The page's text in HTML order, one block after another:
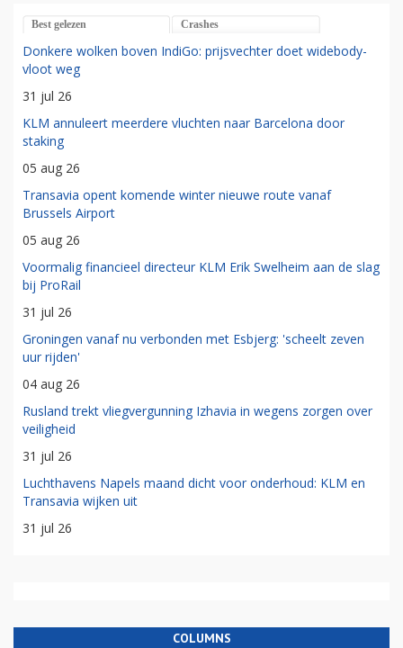
Best gelezen Crashes
Donkere wolken boven IndiGo: prijsvechter doet widebody-
vloot weg
31 jul 26
KLM annuleert meerdere vluchten naar Barcelona door
staking
05 aug 26
Transavia opent komende winter nieuwe route vanaf
Brussels Airport
05 aug 26
Voormalig financieel directeur KLM Erik Swelheim aan de slag
bij ProRail
31 jul 26
Groningen vanaf nu verbonden met Esbjerg: 'scheelt zeven
uur rijden'
04 aug 26
Rusland trekt vliegvergunning Izhavia in wegens zorgen over
veiligheid
31 jul 26
Luchthavens Napels maand dicht voor onderhoud: KLM en
Transavia wijken uit
31 jul 26
COLUMNS